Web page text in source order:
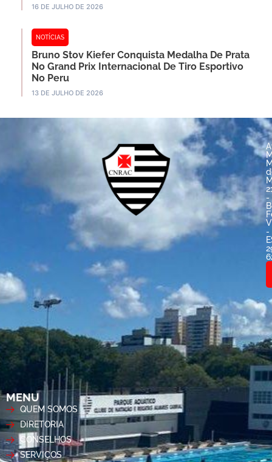
16 DE JULHO DE 2026
NOTÍCIAS
Bruno Stov Kiefer Conquista Medalha De Prata
No Grand Prix Internacional De Tiro Esportivo
No Peru
13 DE JULHO DE 2026
-
-
MENU
QUEM SOMOS
DIRETORIA
CONSELHOS
SERVIÇOS